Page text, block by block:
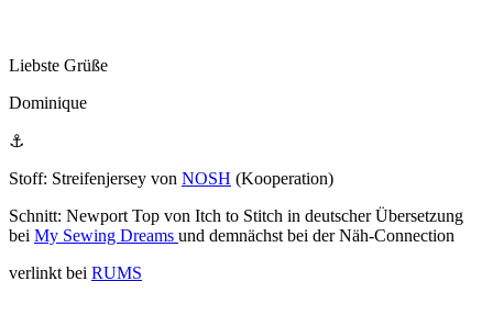
Liebste Grüße
Dominique
⚓
Stoff: Streifenjersey von NOSH (Kooperation)
Schnitt: Newport Top von Itch to Stitch in deutscher Übersetzung
bei My Sewing Dreams und demnächst bei der Näh-Connection
verlinkt bei RUMS